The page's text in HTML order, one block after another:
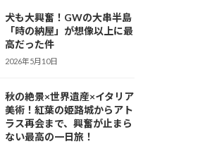
犬も大興奮！GWの大串半島
「時の納屋」が想像以上に最
高だった件
2026年5月10日
秋の絶景×世界遺産×イタリア
美術！紅葉の姫路城からアト
ラス再会まで、興奮が止まら
ない最高の一日旅！